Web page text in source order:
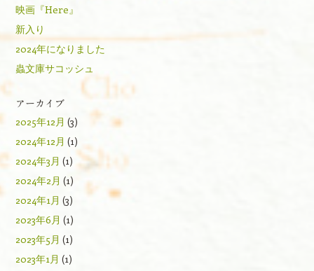
映画『Here』
新入り
2024年になりました
蟲文庫サコッシュ
アーカイブ
2025年12月 (3)
2024年12月 (1)
2024年3月 (1)
2024年2月 (1)
2024年1月 (3)
2023年6月 (1)
2023年5月 (1)
2023年1月 (1)